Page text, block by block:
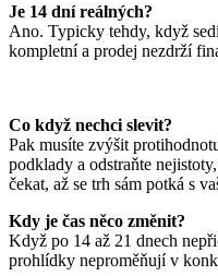
Je 14 dní reálných?
Ano. Typicky tehdy, když
kompletní a prodej nezdrží
Co když nechci slevit?
Pak musíte zvýšit
podklady a odstraňte
čekat, až se trh sám potká s
Kdy je čas něco změnit?
Když po 14 až 21 dnech
prohlídky neproměňují v